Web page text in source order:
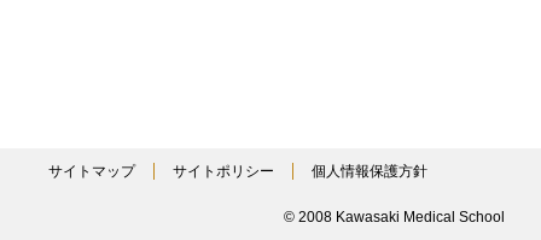
サイトマップ サイトポリシー 個人情報保護方針
© 2008 Kawasaki Medical School